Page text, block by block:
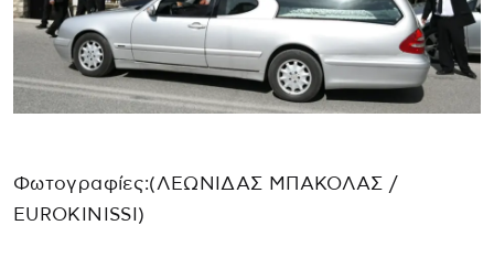
Φωτογραφίες:(ΛΕΩΝΙΔΑΣ ΜΠΑΚΟΛΑΣ /
EUROKINISSI)